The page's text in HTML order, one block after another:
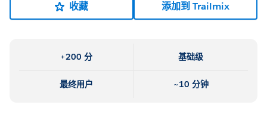
收藏 添加到 Trailmix
+200 分 基础级
最终用户 ~10 分钟